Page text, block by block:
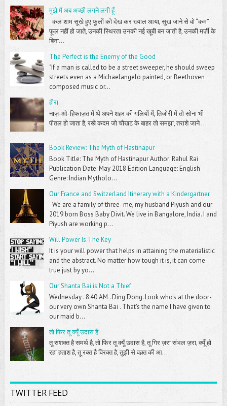
मुझे मैं अब अच्छी लगने लगी हूँ
कल शाम सूखे हुए फूलों को देख कर ख्याल आया, सुख जाने से वो “कम”
फूल नहीं हो जाते, उनकी स्थिरता उनकी नई खूबी बन जाती है, उनकी मर्ज़ी के
बिना...
The Perfect is the Enemy of the Good
"If a man is called to be a street sweeper, he should sweep
streets even as a Michaelangelo painted, or Beethoven
composed music or...
हीरा
नाज़-ओ-हिफाज़त में थे अपने शहर की गलियों में, तिजोरी में तो सोना भी
पीतल हो जाता है, रखे कदम जो चौखट के बाहर तो समझा, तराशे जाने ...
Book Review: The Myth of Hastinapur
Book Title: The Myth of Hastinapur Author: Rahul Rai
Publication Date: May 2018 Edition Language: English
Genre: Indian Mytholo...
Our France and Switzerland Itinerary with a Kindergartner
We are a family of three- me, my husband Piyush and our
2019 born Boss Baby Divit. We live in Bangalore, India. I and
Piyush are working p...
Will Power Is The Key
It is your will power that helps in attaining the materialistic
and the abstract. No matter how tough it is, it can come
true just by yo...
Our Shanta Bai is Not a Thief
Wednesday . 8:40 AM . Ding Dong. Look who's at the door-
our very own Shanta Bai . That's the name I have given to
our maid b...
तो फिर तू क्यूँ उदास है
तू सशक्त है समर्थ है, तो फिर तू क्यूँ उदास है, तू गिर ज़रा संभल ज़रा, क्यूँ हो
रहा हताश है, तू रक्त है विरक्त है, तुझी से वक़्त की आ...
TWITTER FEED